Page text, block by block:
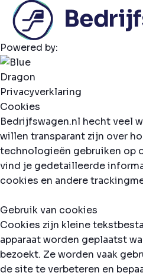
Powered by:
Privacyverklaring
Cookies
Bedrijfswagen.nl hecht veel
willen transparant zijn over
technologieën gebruiken op
vind je gedetailleerde
cookies en andere
Gebruik van cookies
Cookies zijn kleine
apparaat worden geplaatst
bezoekt. Ze worden vaak
de site te verbeteren en